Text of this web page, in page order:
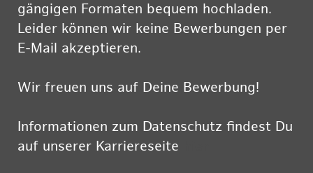
gängigen Formaten bequem hochladen.
Leider können wir keine Bewerbungen per
E-Mail akzeptieren.
Wir freuen uns auf Deine Bewerbung!
Informationen zum Datenschutz findest Du
auf unserer Karriereseite